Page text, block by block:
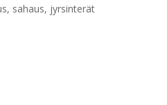
sahaus, jyrsinterät